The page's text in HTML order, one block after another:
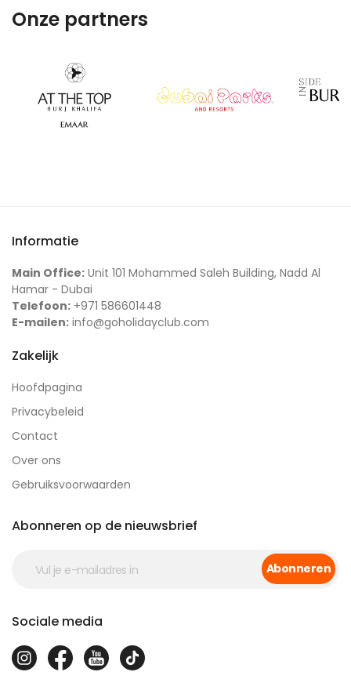
Onze partners
Informatie
Main Office: Unit 101 Mohammed Saleh Building, Nadd Al
Hamar - Dubai
Telefoon: +971 586601448
E-mailen: info@goholidayclub.com
Zakelijk
Hoofdpagina
Privacybeleid
Contact
Over ons
Gebruiksvoorwaarden
Abonneren op de nieuwsbrief
Abonneren
Sociale media